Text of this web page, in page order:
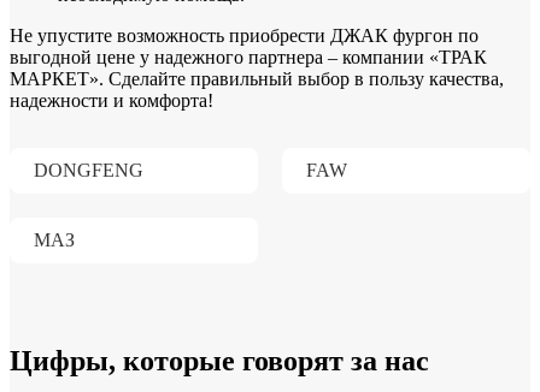
Не упустите возможность приобрести ДЖАК фургон по
выгодной цене у надежного партнера – компании «ТРАК
МАРКЕТ». Сделайте правильный выбор в пользу качества,
надежности и комфорта!
DONGFENG FAW
МАЗ
Цифры, которые говорят за нас